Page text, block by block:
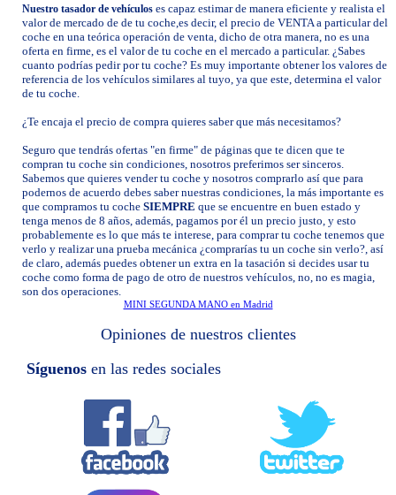
Nuestro tasador de vehículoses capaz estimar de manera eficiente y realista el
valor de mercado de de tu coche,es decir, el precio de VENTA a particular del
coche en una teórica operación de venta, dicho de otra manera, no es una
oferta en firme, es el valor de tu coche en el mercado a particular. ¿Sabes
cuanto podrías pedir por tu coche? Es muy importante obtener los valores de
referencia de los vehículos similares al tuyo, ya que este, determina el valor
de tu coche.
¿Te encaja el precio de compra quieres saber que más necesitamos?
Seguro que tendrás ofertas "en firme" de páginas que te dicen que te
compran tu coche sin condiciones, nosotros preferimos ser sinceros.
Sabemos que quieres vender tu coche y nosotros comprarlo así que para
podernos de acuerdo debes saber nuestras condiciones, la más importante es
que compramos tu cocheSIEMPRE que se encuentre en buen estado y
tenga menos de 8 años, además, pagamos por él un precio justo, y esto
probablemente es lo que más te interese, para comprar tu coche tenemos que
verlo y realizar una prueba mecánica ¿comprarías tu un coche sin verlo?, así
de claro, además puedes obtener un extra en la tasación si decides usar tu
coche como forma de pago de otro de nuestros vehículos, no, no es magia,
son dos operaciones.
MINI SEGUNDA MANO en Madrid
Opiniones de nuestros clientes
Síguenosen las redes sociales